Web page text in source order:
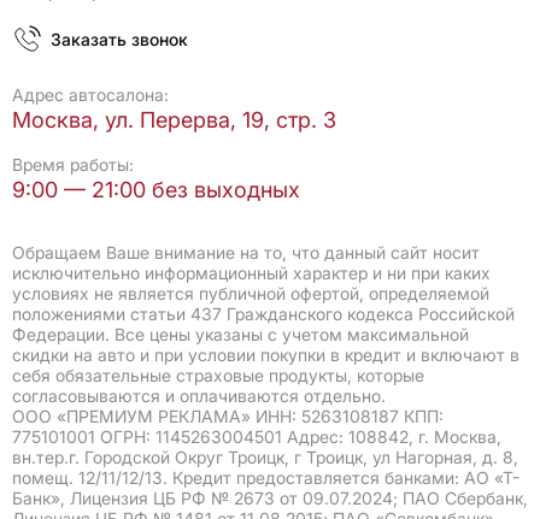
Заказать звонок
Адрес автосалона:
Москва, ул. Перерва, 19, стр. 3
Время работы:
9:00 — 21:00 без выходных
Обращаем Ваше внимание на то, что данный сайт носит
исключительно информационный характер и ни при каких
условиях не является публичной офертой, определяемой
положениями статьи 437 Гражданского кодекса Российской
Федерации. Все цены указаны с учетом максимальной
скидки на авто и при условии покупки в кредит и включают в
себя обязательные страховые продукты, которые
согласовываются и оплачиваются отдельно.
ООО «ПРЕМИУМ РЕКЛАМА» ИНН: 5263108187 КПП:
775101001 ОГРН: 1145263004501 Адрес: 108842, г. Москва,
вн.тер.г. Городской Округ Троицк, г Троицк, ул Нагорная, д. 8,
помещ. 12/11/12/13. Кредит предоставляется банками: АО «Т-
Банк», Лицензия ЦБ РФ № 2673 от 09.07.2024; ПАО Сбербанк,